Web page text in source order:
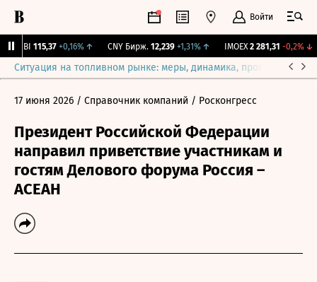
Войти
115,37 +0,16%↑ CNY Бирж. 12,239 +1,31% ↑ IMOEX 2 281,31 -0,2%↓
Ситуация на топливном рынке: меры, динамика, прогнозы
17 июня 2026 / Справочник компаний / Росконгресс
Президент Российской Федерации
направил приветствие участникам и
гостям Делового форума Россия –
АСЕАН